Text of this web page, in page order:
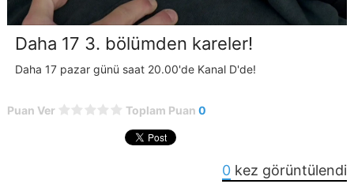
Daha 17 3. bölümden kareler!
Daha 17 pazar günü saat 20.00'de Kanal D'de!
Puan Ver Toplam Puan 0
0 kez görüntülendi